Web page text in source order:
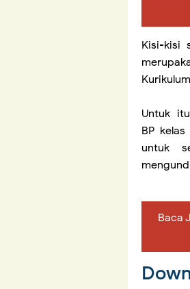
Kisi-kisi
Untuk
BP
untuk
Baca